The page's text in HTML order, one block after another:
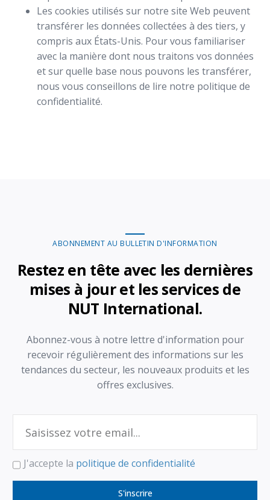
Les cookies utilisés sur notre site Web peuvent
transférer les données collectées à des tiers, y
compris aux États-Unis. Pour vous familiariser
avec la manière dont nous traitons vos données
et sur quelle base nous pouvons les transférer,
nous vous conseillons de lire notre politique de
confidentialité.
ABONNEMENT AU BULLETIN D'INFORMATION
Restez en tête avec les dernières
mises à jour et les services de
NUT International.
Abonnez-vous à notre lettre d'information pour
recevoir régulièrement des informations sur les
tendances du secteur, les nouveaux produits et les
offres exclusives.
J'accepte la politique de confidentialité
S'inscrire